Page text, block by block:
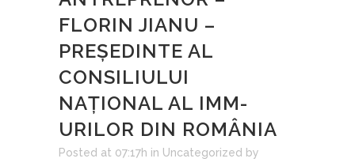
FLORIN JIANU –
PREȘEDINTE AL
CONSILIULUI
NAȚIONAL AL IMM-
URILOR DIN ROMÂNIA
Posted at 07:17h in Uncategorized by